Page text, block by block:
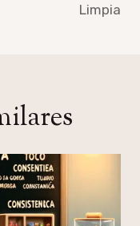
Limpia